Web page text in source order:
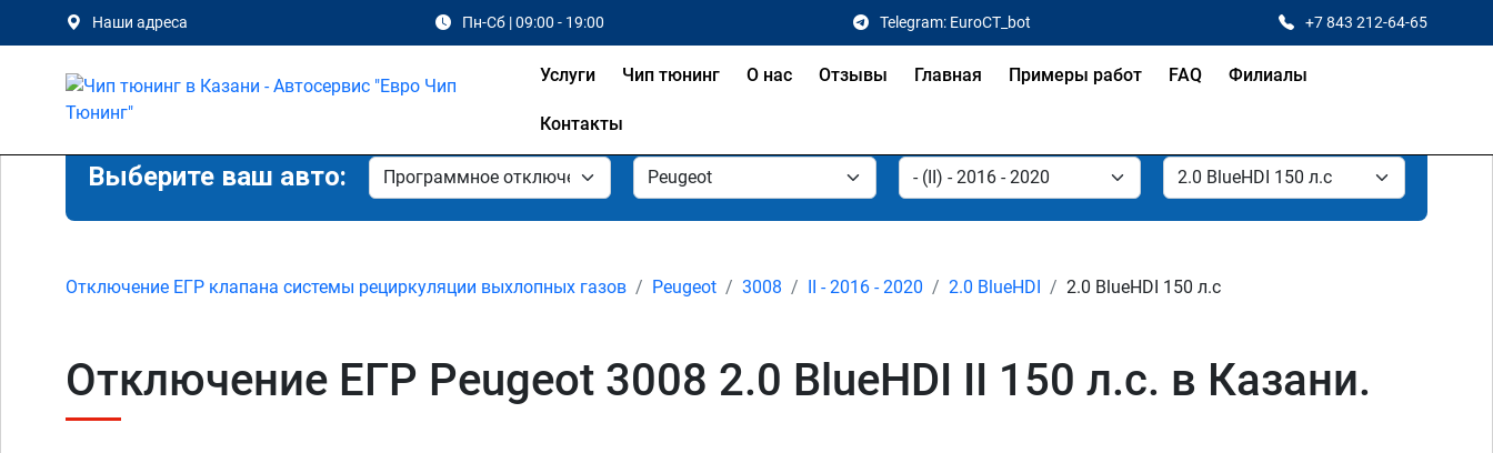
Наши адреса Пн-Сб | 09:00 - 19:00 Telegram: EuroCT_bot +7 843 212-64-65
Услуги Чип тюнинг О нас Отзывы Главная Примеры работ FAQ Филиалы
Контакты
Выберите ваш авто:
Отключение ЕГР клапана системы рециркуляции выхлопных газов Peugeot 3008 II - 2016 - 2020 2.0 BlueHDI 2.0 BlueHDI 150 л.с
Отключение ЕГР Peugeot 3008 2.0 BlueHDI II 150 л.с. в Казани.